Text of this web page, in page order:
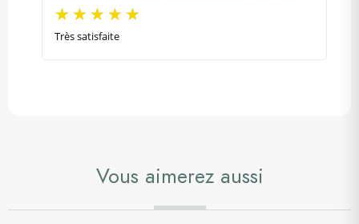
Très satisfaite
Vous aimerez aussi